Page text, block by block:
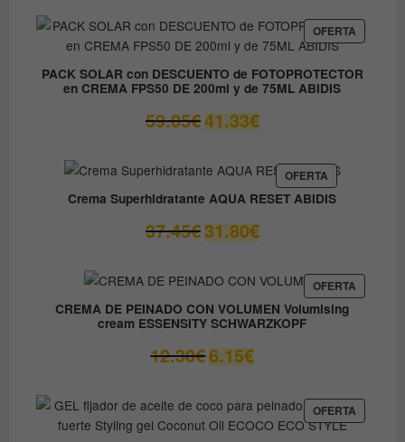
era:
37.00€.
es:
14.80€.
OFERTA
EN
PACK SOLAR con DESCUENTO de FOTOPROTECTOR
en CREMA FPS50 DE 200ml y de 75ML ABIDIS
59.05€ El
precio
era:
59.05€.
41.33€El
precio
es:
41.33€.
OFERTAPRODUCTO
EN
OFERTA
Crema Superhidratante AQUA RESET ABIDIS
37.45€ El
precio
era:
37.45€.
31.80€El
precio
es:
31.80€.
OFERTA
EN
CREMA DE PEINADO CON VOLUMEN Volumising
cream ESSENSITY SCHWARZKOPF
12.30€El
precio
era:
12.30€.
6.15€El
precio
es:
6.15€.
OFERTA
EN